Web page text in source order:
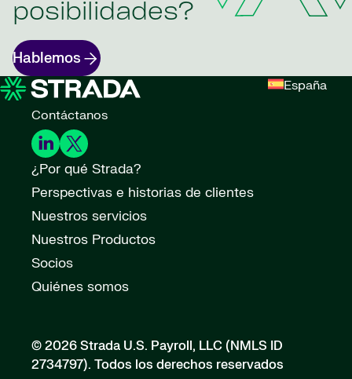
posibilidades?
Hablemos
España
Contáctanos
¿Por qué Strada?
Perspectivas e historias de clientes
Nuestros servicios
Nuestros Productos
Socios
Quiénes somos
© 2026 Strada U.S. Payroll, LLC (NMLS ID
2734797). Todos los derechos reservados